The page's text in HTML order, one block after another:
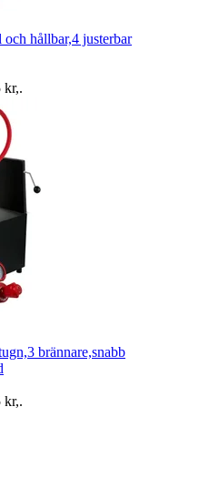
hållbar,4 justerbar
kr,.
brännare,snabb
kr,.